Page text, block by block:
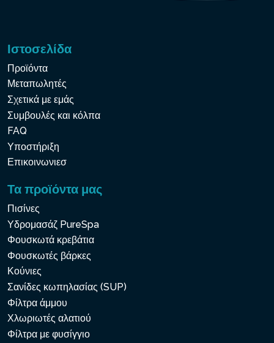
Ιστοσελίδα
Προϊόντα
Μεταπωλητές
Σχετικά με εμάς
Συμβουλές και κόλπα
FAQ
Υποστήριξη
Επικοινωνιεσ
Τα προϊόντα μας
Πισίνες
Υδρομασάζ PureSpa
Φουσκωτά κρεβάτια
Φουσκωτές βάρκες
Κούνιες
Σανίδες κωπηλασίας (SUP)
Φίλτρα άμμου
Χλωριωτές αλατιού
Φίλτρα με φυσίγγιο